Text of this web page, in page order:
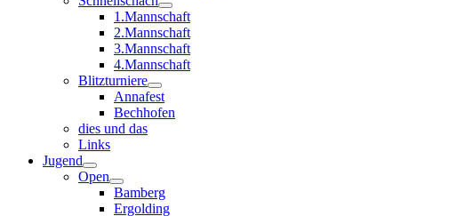
1.Mannschaft
2.Mannschaft
3.Mannschaft
4.Mannschaft
Blitzturniere
Annafest
Bechhofen
dies und das
Links
Jugend
Open
Bamberg
Ergolding